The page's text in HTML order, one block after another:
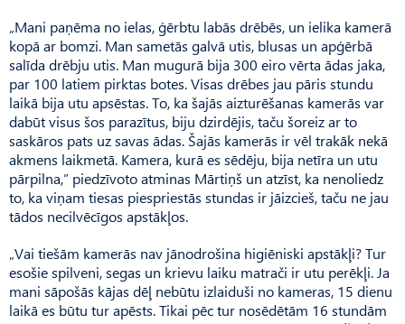
„Mani paņēma no ielas, ģērbtu labās drēbēs, un ielika kamerā
kopā ar bomzi. Man sametās galvā utis, blusas un apģērbā
salīda drēbju utis. Man mugurā bija 300 eiro vērta ādas jaka,
par 100 latiem pirktas botes. Visas drēbes jau pāris stundu
laikā bija utu apsēstas. To, ka šajās aizturēšanas kamerās var
dabūt visus šos parazītus, biju dzirdējis, taču šoreiz ar to
saskāros pats uz savas ādas. Šajās kamerās ir vēl trakāk nekā
akmens laikmetā. Kamera, kurā es sēdēju, bija netīra un utu
pārpilna,” piedzīvoto atminas Mārtiņš un atzīst, ka nenoliedz
to, ka viņam tiesas piespriestās stundas ir jāizcieš, taču ne jau
tādos necilvēcīgos apstākļos.
„Vai tiešām kamerās nav jānodrošina higiēniski apstākļi? Tur
esošie spilveni, segas un krievu laiku matrači ir utu perēkļi. Ja
mani sāpošās kājas dēļ nebūtu izlaiduši no kameras, 15 dienu
laikā es būtu tur apēsts. Tikai pēc tur nosēdētām 16 stundām